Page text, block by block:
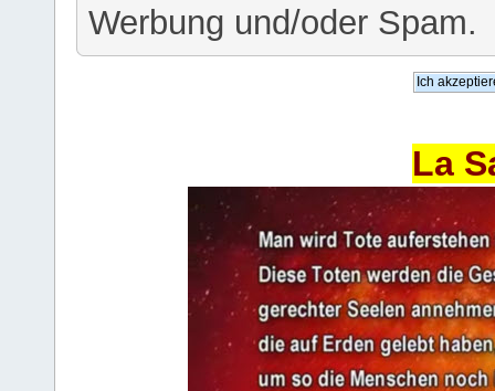
Werbung und/oder Spam.
La